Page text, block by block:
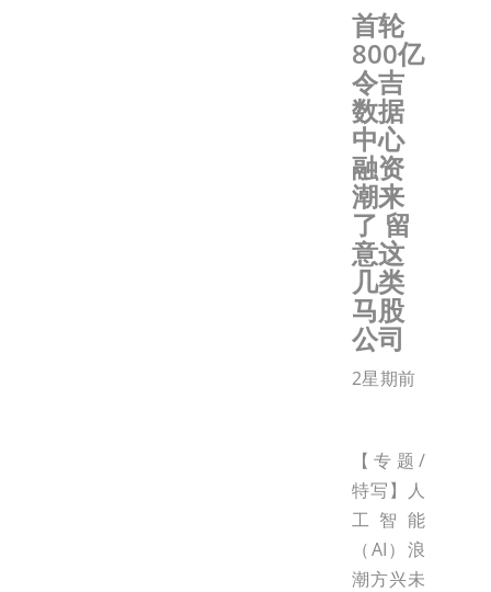
首轮
800亿
令吉
数据
中心
融资
潮来
了 留
意这
几类
马股
公司
2星期前
【专题/
特写】人
工智能
（AI）浪
潮方兴未